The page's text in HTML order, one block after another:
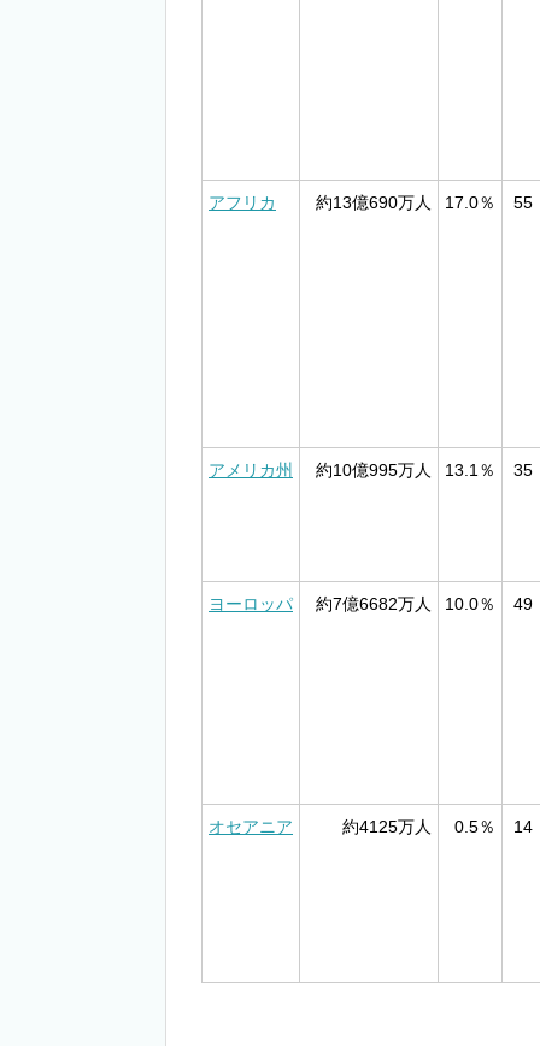
アフリカ 約13億690万人 17.0％ 55
アメリカ州 約10億995万人 13.1％ 35
ヨーロッパ 約7億6682万人 10.0％ 49
オセアニア 約4125万人 0.5％ 14